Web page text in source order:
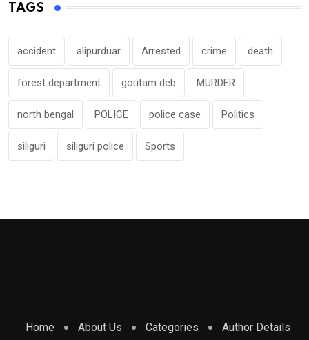
TAGS
accident alipurduar Arrested crime death
forest department goutam deb MURDER
north bengal POLICE police case Politics
siliguri siliguri police Sports
Home About Us Categories Author Details